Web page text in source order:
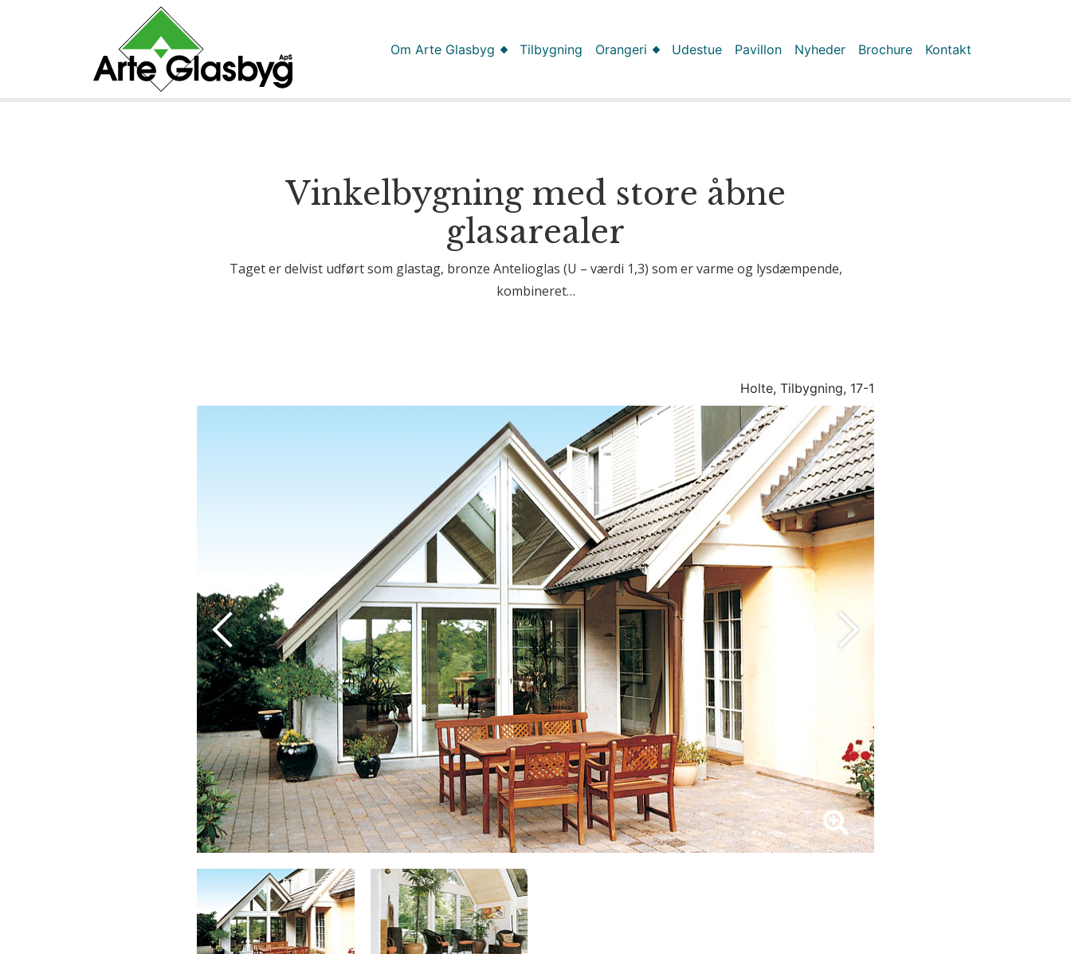
Om Arte Glasbyg Tilbygning Orangeri Udestue Pavillon Nyheder Brochure Kontakt
Vinkelbygning med store åbne
glasarealer
Taget er delvist udført som glastag, bronze Antelioglas (U – værdi 1,3) som er varme og lysdæmpende,
kombineret…
Holte, Tilbygning, 17-1